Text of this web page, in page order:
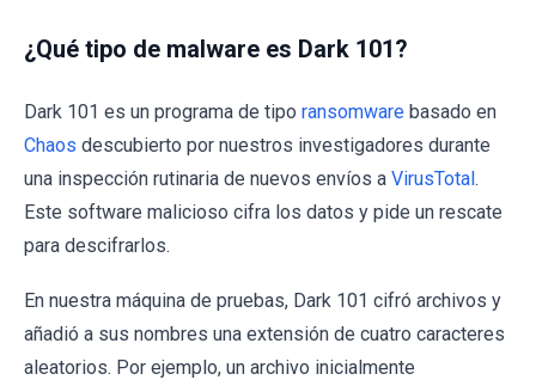
¿Qué tipo de malware es Dark 101?
Dark 101 es un programa de tipo ransomware basado en
Chaos descubierto por nuestros investigadores durante
una inspección rutinaria de nuevos envíos a VirusTotal.
Este software malicioso cifra los datos y pide un rescate
para descifrarlos.
En nuestra máquina de pruebas, Dark 101 cifró archivos y
añadió a sus nombres una extensión de cuatro caracteres
aleatorios. Por ejemplo, un archivo inicialmente